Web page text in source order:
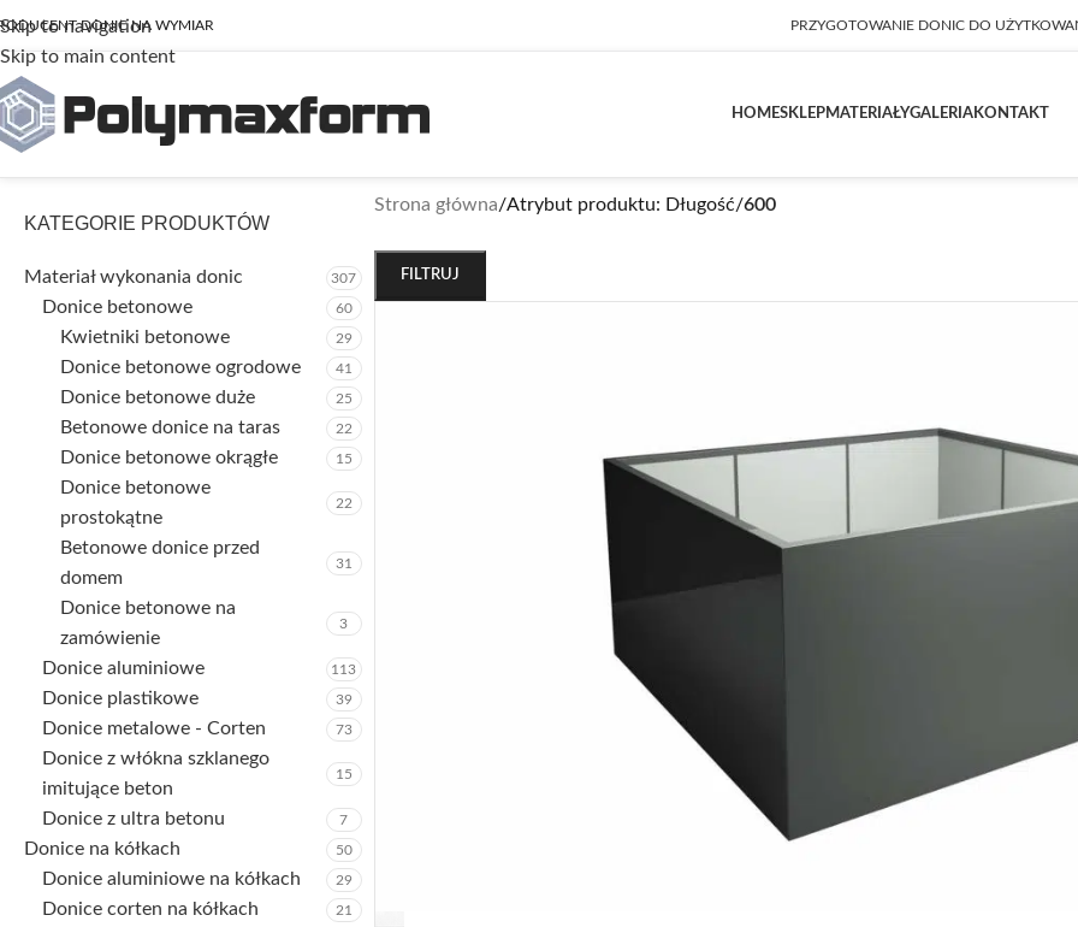
Skip to navigation
Skip to main content
DONIC NA WYMIAR PRZYGOTOWANIE DONIC DO
HOMESKLEPMATERIAŁYGALERIAKONTAKT
Strona główna/Atrybut produktu: Długość/600
FILTRUJ
KATEGORIE PRODUKTÓW
Materiał wykonania donic 307
Donice betonowe 60
Kwietniki betonowe 29
Donice betonowe ogrodowe 41
Donice betonowe duże 25
Betonowe donice na taras 22
Donice betonowe okrągłe 15
Donice betonowe
prostokątne
22
Betonowe donice przed
domem
31
Donice betonowe na
zamówienie
3
Donice aluminiowe 113
Donice plastikowe 39
Donice metalowe - Corten 73
Donice z włókna szklanego
imitujące beton
15
Donice z ultra betonu 7
Donice na kółkach 50
Donice aluminiowe na kółkach 29
Donice corten na kółkach 21